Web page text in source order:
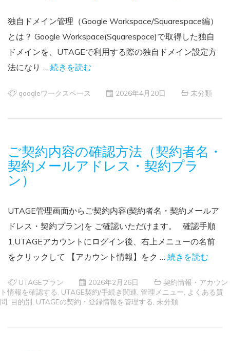
独自ドメイン管理（Google Workspace/Squarespace編）
とは？ Google Workspace(Squarespace)で取得した独自
ドメインを、UTAGEで利用する際の独自ドメイン設定方
法になり … 続きを読む
googleワークスペース 2026年4月20日 未分類
ご契約内容の確認方法（契約者名・
契約メールアドレス・契約プラ
ン）
UTAGE管理画面からご契約内容(契約者名・契約メールア
ドレス・契約プラン)を ご確認いただけます。 確認手順
1.UTAGEアカウントにログイン後、右上メニューの名前
をクリックして 【アカウント情報】をク … 続きを読む
UTAGEプラン 2026年2月26日
契約情報・アカウン
ト情報を確認する UTAGE契約/手続き関連 管理メニュー よくある質
問 目的別 UTAGEの契約・登録情報を管理する 未分類